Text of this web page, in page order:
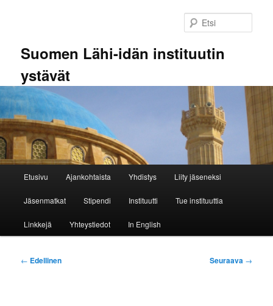
Suomen Lähi-idän instituutin
ystävät
Etusivu Ajankohtaista Yhdistys Liity jäseneksi
Jäsenmatkat Stipendi Instituutti Tue instituuttia
Linkkejä Yhteystiedot In English
Artikkelien
← Edellinen Seuraava →